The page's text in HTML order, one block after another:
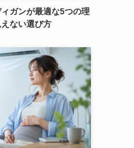
ガンが最適な5つの理
ない選び方